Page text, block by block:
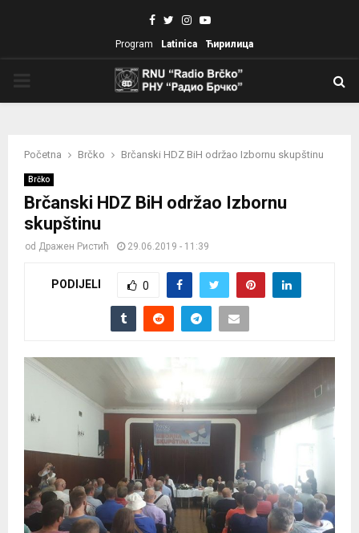
Facebook
TwitterInstagram
Youtube
Program Latinica Ћирилица
Početna Brčko Brčanski HDZ BiH održao Izbornu skupštinu
Brčko
Brčanski HDZ BiH održao Izbornu
skupštinu
od Дражен Ристић 29.06.2019 - 11:39
PODIJELI 0